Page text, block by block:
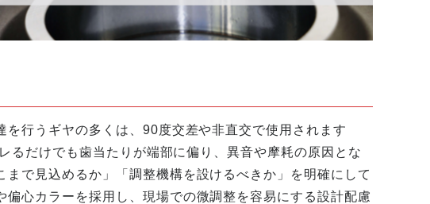
行うギヤの多くは、90度交差や非直交で使用されます
るだけでも歯当たりが端部に偏り、異音や摩耗の原因とな
で見込めるか」「調整機構を設けるべきか」を明確にして
心カラーを採用し、現場での微調整を容易にする設計配慮